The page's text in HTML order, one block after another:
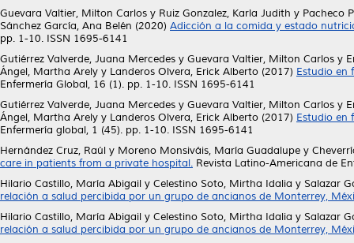
Guevara Valtier, Milton Carlos y Ruiz Gonzalez, Karla Judith y Pacheco
Sánchez García, Ana Belén (2020) Adicción a la comida y estado
pp. 1-10. ISSN 1695-6141
Gutiérrez Valverde, Juana Mercedes y Guevara Valtier, Milton Carlos y
Ángel, Martha Arely y Landeros Olvera, Erick Alberto (2017) Estudio en
Enfermería Global, 16 (1). pp. 1-10. ISSN 1695-6141
Gutiérrez Valverde, Juana Mercedes y Guevara Valtier, Milton Carlos y
Ángel, Martha Arely y Landeros Olvera, Erick Alberto (2017) Estudio en
Enfermería global, 1 (45). pp. 1-10. ISSN 1695-6141
Hernández Cruz, Raúl y Moreno Monsiváis, María Guadalupe y
care in patients from a private hospital. Revista Latino-Americana de
Hilario Castillo, María Abigail y Celestino Soto, Mirtha Idalia y Salazar
relación a salud percibida por un grupo de ancianos de Monterrey,
Hilario Castillo, María Abigail y Celestino Soto, Mirtha Idalia y Salazar
relación a salud percibida por un grupo de ancianos de Monterrey,